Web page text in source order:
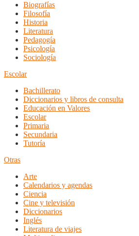
Biografías
Filosofía
Historia
Literatura
Pedagogía
Psicología
Sociología
Escolar
Bachillerato
Diccionarios y libros de consulta
Educación en Valores
Escolar
Primaria
Secundaria
Tutoría
Otras
Arte
Calendarios y agendas
Ciencia
Cine y televisión
Diccionarios
Inglés
Literatura de viajes